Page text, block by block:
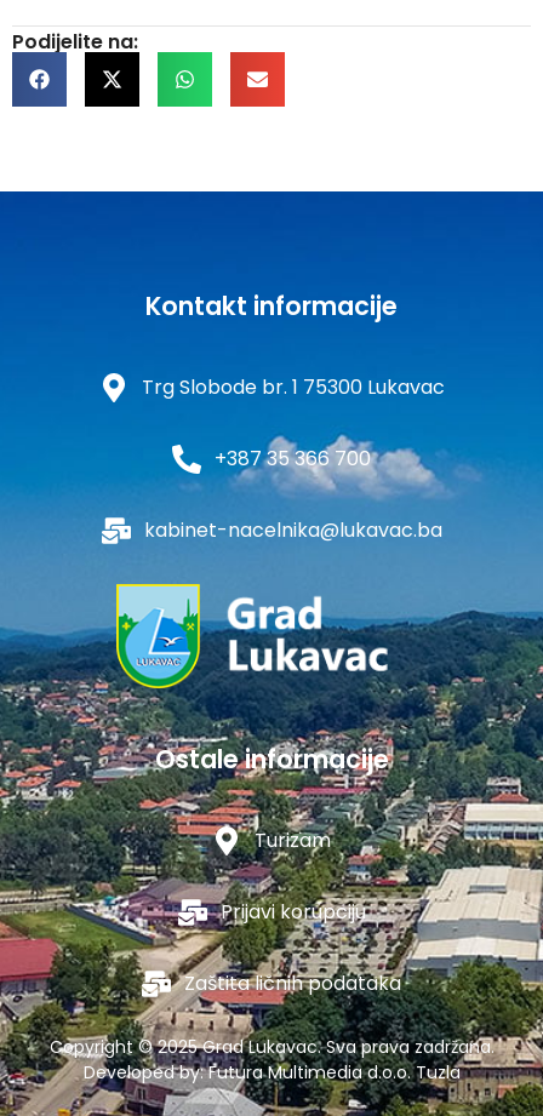
Podijelite na:
Kontakt informacije
Trg Slobode br. 1 75300 Lukavac
+387 35 366 700
kabinet-nacelnika@lukavac.ba
Ostale informacije
Turizam
Prijavi korupciju
Zaštita ličnih podataka
Copyright © 2025 Grad Lukavac. Sva prava zadržana.
Developed by:Futura Multimedia d.o.o. Tuzla